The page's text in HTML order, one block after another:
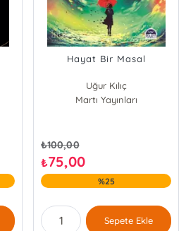
Hayat Bir Masal
Uğur Kılıç
Martı Yayınları
₺100,00
₺75,00
%25
Sepete Ekle